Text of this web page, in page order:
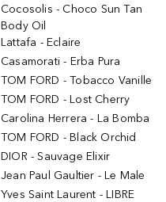
Cocosolis - Choco Sun Tan
Body Oil
Lattafa - Eclaire
Casamorati - Erba Pura
TOM FORD - Tobacco Vanille
TOM FORD - Lost Cherry
Carolina Herrera - La Bomba
TOM FORD - Black Orchid
DIOR - Sauvage Elixir
Jean Paul Gaultier - Le Male
Yves Saint Laurent - LIBRE